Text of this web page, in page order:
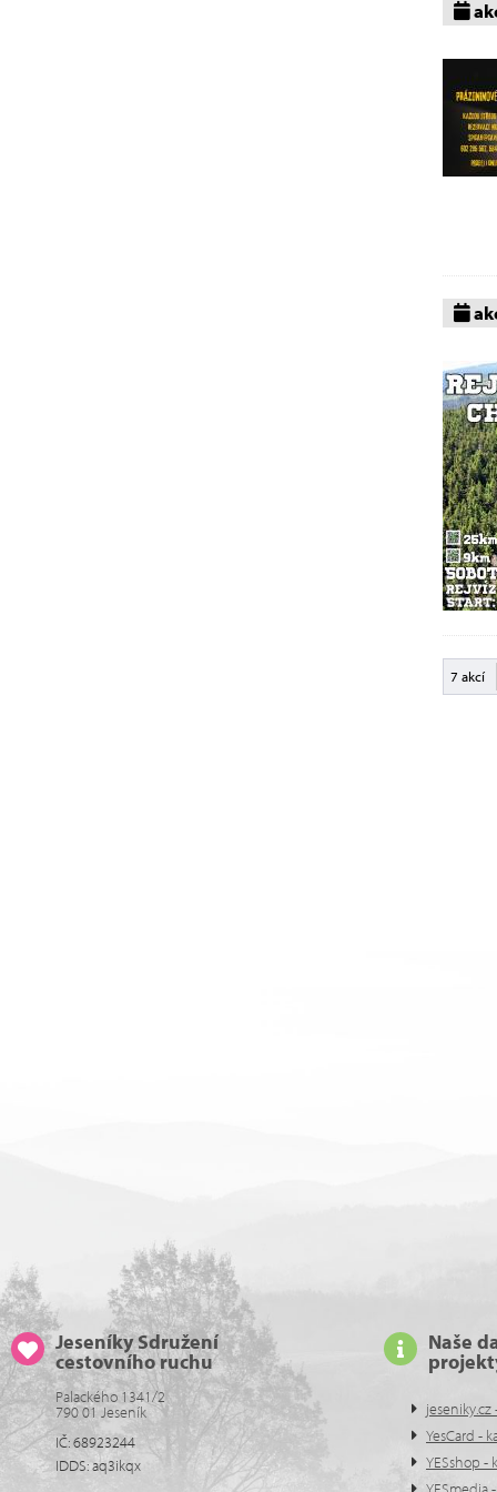
7 akcí
Jeseníky Sdružení
cestovního ruchu
Palackého 1341/2
790 01 Jeseník
IČ: 68923244
IDDS: aq3ikqx
Naše
jeseniky.cz
YesCard -
YESshop -